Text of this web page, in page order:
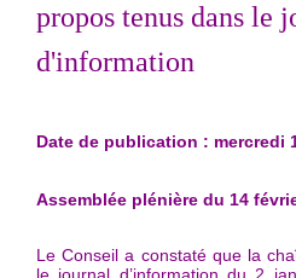
propos tenus dans le
d'information
Date de publication : mercredi
Assemblée plénière du 14
Le Conseil a constaté que la